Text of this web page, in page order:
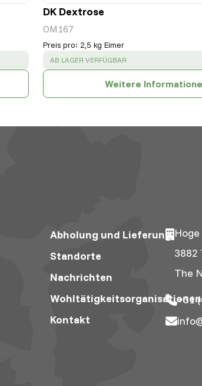
DK Dextrose
OM167
Preis pro: 2,5 kg Eimer
SUCCESS:
AB LAGER VERFÜGBAR
Weitere
Abholung und Lieferung
Standorte
Nachrichten
Wohltätigkeitsorganisationen
Kontakt
Hoge
3882
The
+31